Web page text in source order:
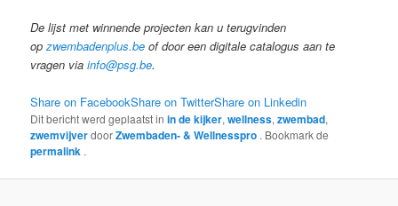
De lijst met winnende projecten kan u terugvinden
opzwembadenplus.be of door een digitale catalogus aan te
vragen viainfo@psg.be.
Share on FacebookShare on TwitterShare on Linkedin
Dit bericht werd geplaatst inin de kijker,wellness,zwembad,
zwemvijverdoorZwembaden- & Wellnesspro . Bookmark de
permalink .